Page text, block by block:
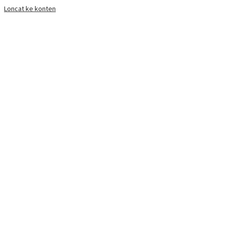
Loncat ke konten